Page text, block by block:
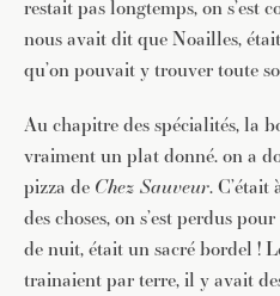
restait pas longtemps, on s’est
nous avait dit que Noailles,
qu’on pouvait y trouver toute
Au chapitre des spécialités, la
vraiment un plat donné. on a
pizza de Chez Sauveur.
des choses, on s’est perdus
de nuit, était un sacré bordel !
trainaient par terre, il y avait